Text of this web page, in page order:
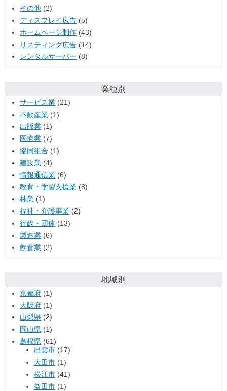
その他 (2)
ディスプレイ広告 (5)
ホームページ制作 (43)
リスティング広告 (14)
レンタルサーバー (8)
業種別
サービス業 (21)
不動産業 (1)
出版業 (1)
医療業 (7)
協同組合 (1)
建設業 (4)
情報通信業 (6)
教育・学習支援業 (8)
林業 (1)
福祉・介護事業 (2)
行政・団体 (13)
製造業 (6)
飲食業 (2)
地域別
京都府 (1)
大阪府 (1)
山梨県 (2)
岡山県 (1)
島根県 (61)
出雲市(17)
大田市(1)
松江市(41)
益田市(1)